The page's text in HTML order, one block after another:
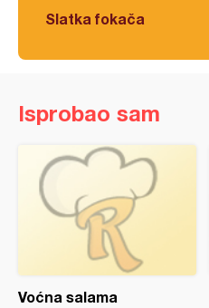
Slatka fokača
Isprobao sam
Voćna salama